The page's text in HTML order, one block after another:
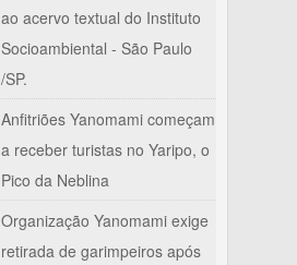
ao acervo textual do Instituto
Socioambiental - São Paulo
/SP.
Anfitriões Yanomami começam
a receber turistas no Yaripo, o
Pico da Neblina
Organização Yanomami exige
retirada de garimpeiros após